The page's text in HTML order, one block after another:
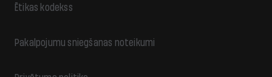
Ētikas kodekss
Pakalpojumu sniegšanas noteikumi